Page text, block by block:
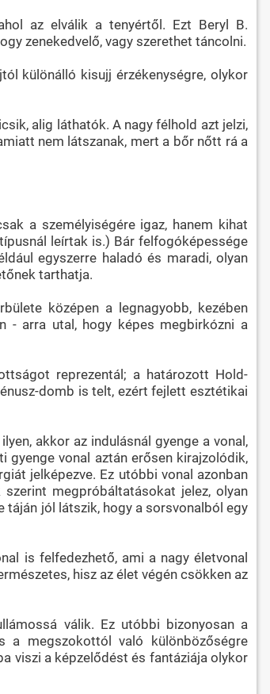
az elválik a tenyértől. Ezt Beryl B.
zenekedvelő, vagy szerethet táncolni.
különálló kisujj érzékenységre, olykor
alig láthatók. A nagy félhold azt jelzi,
nem látszanak, mert a bőr nőtt rá a
a személyiségére igaz, hanem kihat
leírtak is.) Bár felfogóképessége
egyszerre haladó és maradi, olyan
tarthatja.
középen a legnagyobb, kezében
- arra utal, hogy képes megbirkózni a
reprezentál; a határozott Hold-
domb is telt, ezért fejlett esztétikai
akkor az indulásnál gyenge a vonal,
gyenge vonal aztán erősen kirajzolódik,
jelképezve. Ez utóbbi vonal azonban
megpróbáltatásokat jelez, olyan
táján jól látszik, hogy a sorsvonalból egy
is felfedezhető, ami a nagy életvonal
hisz az élet végén csökken az
válik. Ez utóbbi bizonyosan a
a megszokottól való különbözőségre
viszi a képzelődést és fantáziája olykor